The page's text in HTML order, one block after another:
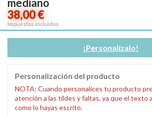
38,00 €
Impuestos incluidos
¡Personalízalo!
Personalización del producto
NOTA: Cuando personalices tu producto
atención a las tildes y faltas, ya que el texto
como lo hayas escrito.